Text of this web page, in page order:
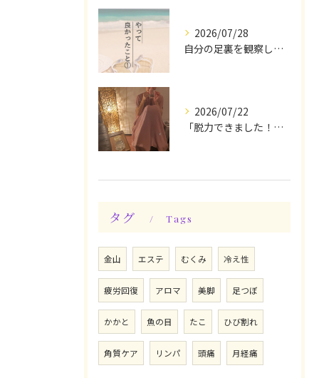
2026/07/28
自分の足裏を観察してみる！やって良かったぁ〜♪
2026/07/22
「脱力できました！」今日は私の時間♪全身メンテナンスデー☆
タグ Tags
金山 エステ むくみ 冷え性
疲労回復 アロマ 美脚 足つぼ
かかと 魚の目 たこ ひび割れ
角質ケア リンパ 頭痛 月経痛